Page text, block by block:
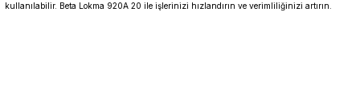
kullanılabilir. Beta Lokma 920A 20 ile işlerinizi hızlandırın ve verimliliğinizi artırın.